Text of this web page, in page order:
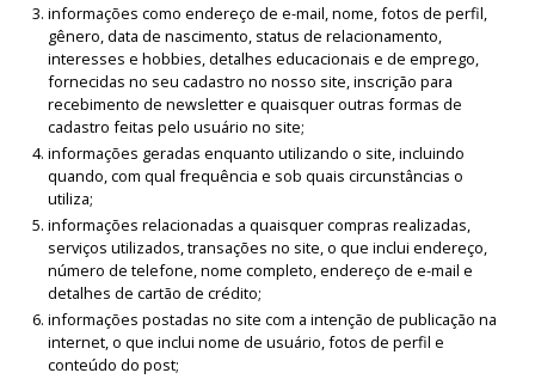
informações como endereço de e-mail, nome, fotos de perfil,
gênero, data de nascimento, status de relacionamento,
interesses e hobbies, detalhes educacionais e de emprego,
fornecidas no seu cadastro no nosso site, inscrição para
recebimento de newsletter e quaisquer outras formas de
cadastro feitas pelo usuário no site;
informações geradas enquanto utilizando o site, incluindo
quando, com qual frequência e sob quais circunstâncias o
utiliza;
informações relacionadas a quaisquer compras realizadas,
serviços utilizados, transações no site, o que inclui endereço,
número de telefone, nome completo, endereço de e-mail e
detalhes de cartão de crédito;
informações postadas no site com a intenção de publicação na
internet, o que inclui nome de usuário, fotos de perfil e
conteúdo do post;